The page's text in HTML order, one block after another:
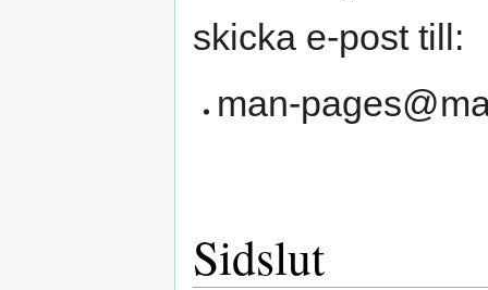
skicka e-post till:
man-
Sidslut